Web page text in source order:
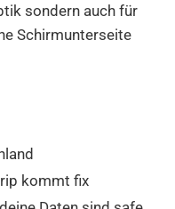
sondern auch für
Schirmunterseite
kommt fix